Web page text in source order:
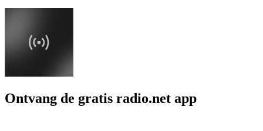
Ontvang de gratis radio.net app